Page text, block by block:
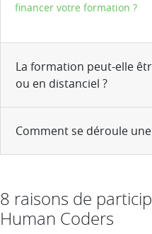
financer votre formation ?
La formation peut-elle
ou en distanciel ?
Comment se déroule
8 raisons de
Human Coders